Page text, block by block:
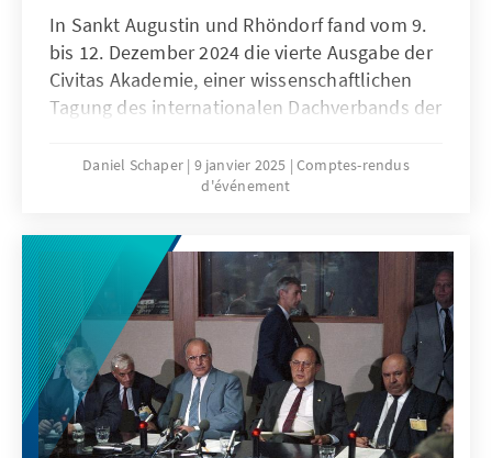
In Sankt Augustin und Rhöndorf fand vom 9.
bis 12. Dezember 2024 die vierte Ausgabe der
Civitas Akademie, einer wissenschaftlichen
Tagung des internationalen Dachverbands der
Geschichte der Christdemokratie, Civitas,
statt. Auf der hybriden Tagung stellte eine
Nachwuchswissenschaftlern vor Ort ihre
faszinierenden, interdisziplinären
Forschungsansätze zur Geschichte
christdemokratischer Bewegungen in Europa
und Lateinamerika vor.
Daniel Schaper 9 janvier 2025 Comptes-rendus
d'événement